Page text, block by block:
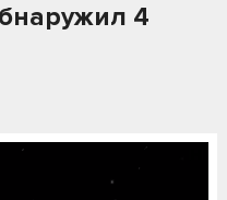
4